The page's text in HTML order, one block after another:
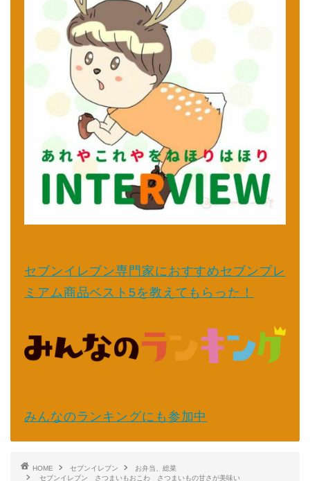
セブンイレブン専門家におすすめセブンプレ
ミアム商品ベスト5を教えてもらった！
みんなのランキングにも参加中
HOME セブンイレブン
お弁当、総菜
セブンイレブン さつまいもおこわ さつまいもの甘さが美味い